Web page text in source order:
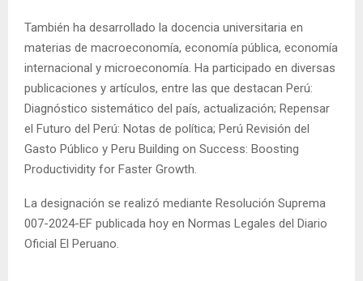
También ha desarrollado la docencia universitaria en
materias de macroeconomía, economía pública, economía
internacional y microeconomía. Ha participado en diversas
publicaciones y artículos, entre las que destacan Perú:
Diagnóstico sistemático del país, actualización; Repensar
el Futuro del Perú: Notas de política; Perú Revisión del
Gasto Público y Peru Building on Success: Boosting
Productividity for Faster Growth.
La designación se realizó mediante Resolución Suprema
007-2024-EF publicada hoy en Normas Legales del Diario
Oficial El Peruano.